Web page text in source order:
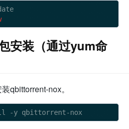
安装（通过yum命
qbittorrent-nox。
-y qbittorrent-